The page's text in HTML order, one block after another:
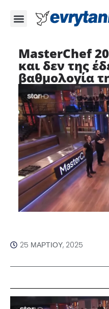
MasterChef
και δεν της
βαθμολογία
25 ΜΑΡΤΊΟΥ, 2025